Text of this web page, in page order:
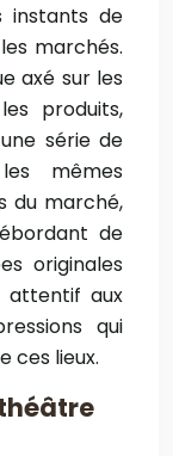
instants de
marchés.
axé sur les
produits,
série de
mêmes
du marché,
de
originales
attentif aux
qui
ces lieux.